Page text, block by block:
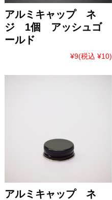
アルミキャップ ネ
ジ 1個 アッシュゴ
ールド
¥9(税込 ¥10)
アルミキャップ ネ